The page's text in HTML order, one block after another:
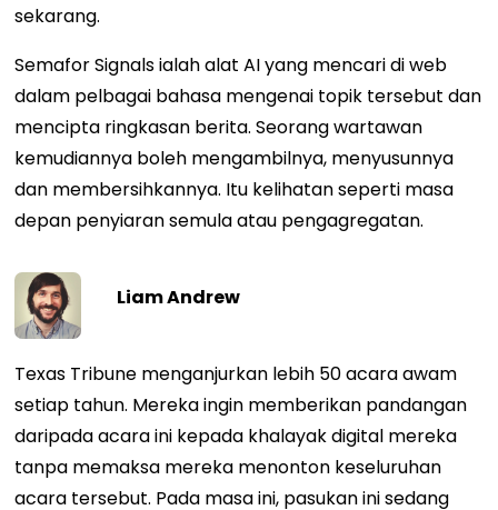
sekarang.
Semafor Signals ialah alat AI yang mencari di web
dalam pelbagai bahasa mengenai topik tersebut dan
mencipta ringkasan berita. Seorang wartawan
kemudiannya boleh mengambilnya, menyusunnya
dan membersihkannya. Itu kelihatan seperti masa
depan penyiaran semula atau pengagregatan.
Liam Andrew
Texas Tribune menganjurkan lebih 50 acara awam
setiap tahun. Mereka ingin memberikan pandangan
daripada acara ini kepada khalayak digital mereka
tanpa memaksa mereka menonton keseluruhan
acara tersebut. Pada masa ini, pasukan ini sedang